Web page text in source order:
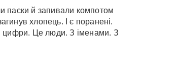
паски й запивали компотом
хлопець. І є поранені.
цифри. Це люди. З іменами. З